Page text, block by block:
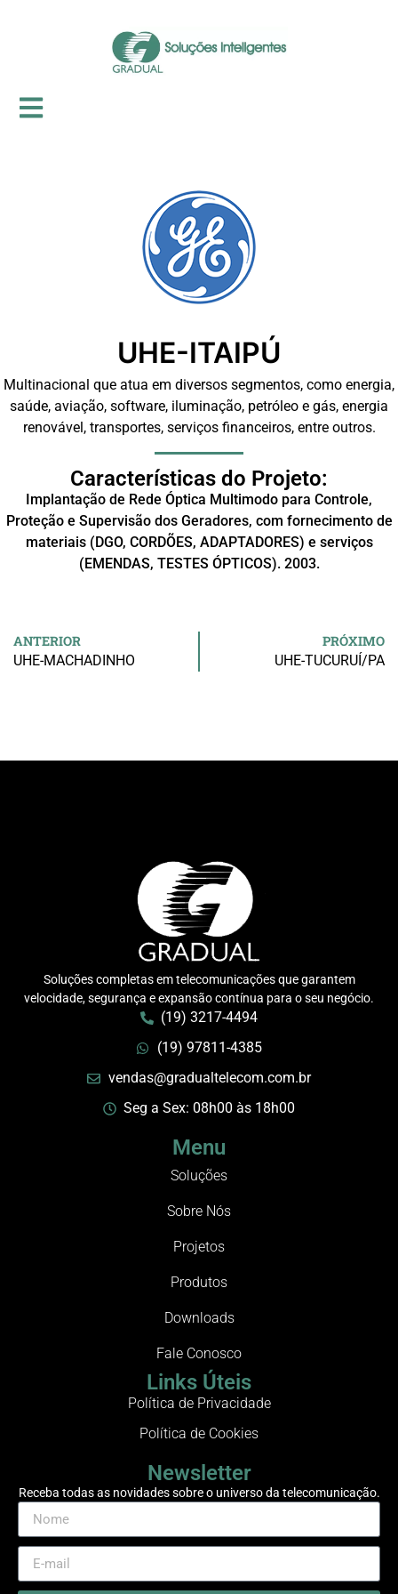
UHE-ITAIPÚ
Multinacional que atua em diversos segmentos, como energia,
saúde, aviação, software, iluminação, petróleo e gás, energia
renovável, transportes, serviços financeiros, entre outros.
Características do Projeto:
Implantação de Rede Óptica Multimodo para Controle,
Proteção e Supervisão dos Geradores, com fornecimento de
materiais (DGO, CORDÕES, ADAPTADORES) e serviços
(EMENDAS, TESTES ÓPTICOS). 2003.
ANTERIOR
UHE-MACHADINHO
PRÓXIMO
UHE-TUCURUÍ/PA
Soluções completas em telecomunicações que garantem
velocidade, segurança e expansão contínua para o seu negócio.
(19) 3217-4494
(19) 97811-4385
vendas@gradualtelecom.com.br
Seg a Sex: 08h00 às 18h00
Menu
Soluções
Sobre Nós
Projetos
Produtos
Downloads
Fale Conosco
Links Úteis
Política de Privacidade
Política de Cookies
Newsletter
Receba todas as novidades sobre o universo da telecomunicação.